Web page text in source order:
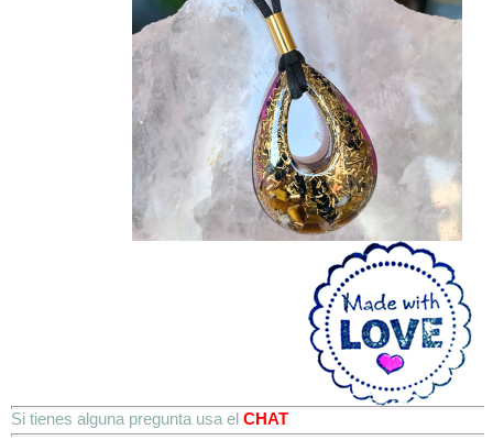
Si tienes alguna pregunta usa el CHAT